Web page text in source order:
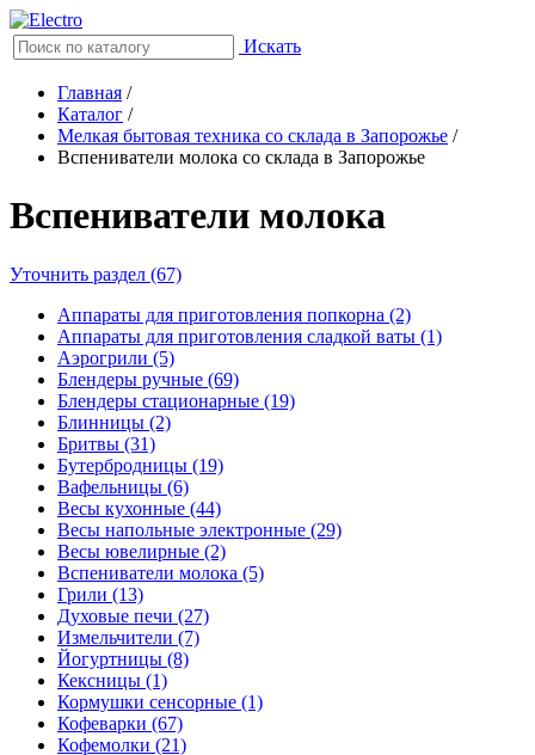
Искать
Главная /
Каталог /
Мелкая бытовая техника со склада в Запорожье /
Вспениватели молока со склада в Запорожье
Вспениватели молока
Уточнить раздел (67)
Аппараты для приготовления попкорна (2)
Аппараты для приготовления сладкой ваты (1)
Аэрогрили (5)
Блендеры ручные (69)
Блендеры стационарные (19)
Блинницы (2)
Бритвы (31)
Бутербродницы (19)
Вафельницы (6)
Весы кухонные (44)
Весы напольные электронные (29)
Весы ювелирные (2)
Вспениватели молока (5)
Грили (13)
Духовые печи (27)
Измельчители (7)
Йогуртницы (8)
Кексницы (1)
Кормушки сенсорные (1)
Кофеварки (67)
Кофемолки (21)